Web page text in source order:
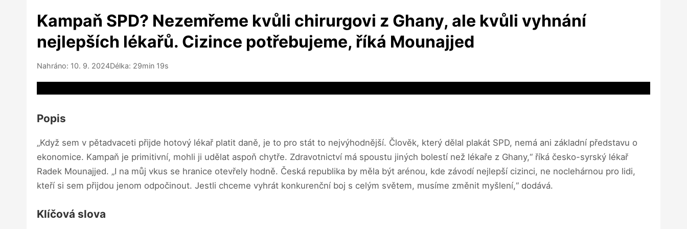
Kampaň SPD? Nezemřeme kvůli chirurgovi z Ghany, ale kvůli vyhnání
nejlepších lékařů. Cizince potřebujeme, říká Mounajjed
Nahráno: 10. 9. 2024Délka: 29min 19s
Popis
„Když sem v pětadvaceti přijde hotový lékař platit daně, je to pro stát to nejvýhodnější. Člověk, který dělal plakát SPD, nemá ani základní představu o
ekonomice. Kampaň je primitivní, mohli ji udělat aspoň chytře. Zdravotnictví má spoustu jiných bolestí než lékaře z Ghany,“ říká česko-syrský lékař
Radek Mounajjed. „I na můj vkus se hranice otevřely hodně. Česká republika by měla být arénou, kde závodí nejlepší cizinci, ne noclehárnou pro lidi,
kteří si sem přijdou jenom odpočinout. Jestli chceme vyhrát konkurenční boj s celým světem, musíme změnit myšlení,“ dodává.
Klíčová slova